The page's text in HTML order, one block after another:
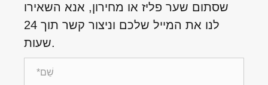
שסתום שער פליז או מחירון, אנא השאירו
לנו את המייל שלכם וניצור קשר תוך 24
שעות.